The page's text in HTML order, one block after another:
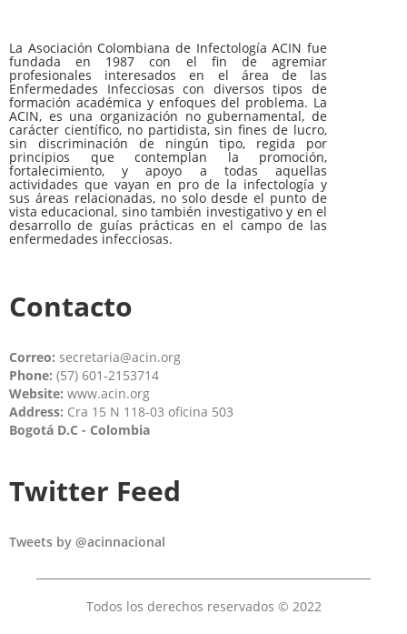
La Asociación Colombiana de Infectología ACIN fue
fundada en 1987 con el fin de agremiar
profesionales interesados en el área de las
Enfermedades Infecciosas con diversos tipos de
formación académica y enfoques del problema. La
ACIN, es una organización no gubernamental, de
carácter científico, no partidista, sin fines de lucro,
sin discriminación de ningún tipo, regida por
principios que contemplan la promoción,
fortalecimiento, y apoyo a todas aquellas
actividades que vayan en pro de la infectología y
sus áreas relacionadas, no solo desde el punto de
vista educacional, sino también investigativo y en el
desarrollo de guías prácticas en el campo de las
enfermedades infecciosas.
Contacto
Correo: secretaria@acin.org
Phone: (57) 601-2153714
Website: www.acin.org
Address: Cra 15 N 118-03 oficina 503
Bogotá D.C - Colombia
Twitter Feed
Tweets by @acinnacional
Todos los derechos reservados © 2022